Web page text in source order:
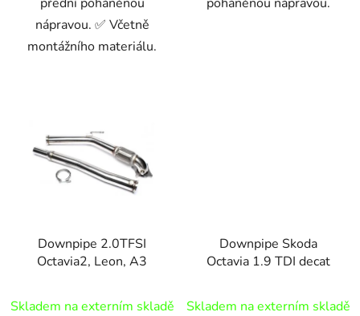
nápravou. ✅ Včetně
montážního materiálu.
Downpipe 2.0TFSI
Octavia2, Leon, A3
Skladem na externím skladě
Downpipe Skoda
Octavia 1.9 TDI decat
Skladem na externím skladě